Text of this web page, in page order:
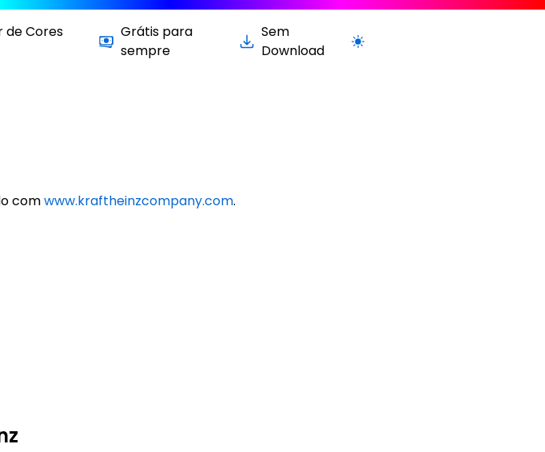
de Cores
Grátis para
sempre
Sem
Download
Alternar para versão clara / escura
comwww.kraftheinzcompany.com.